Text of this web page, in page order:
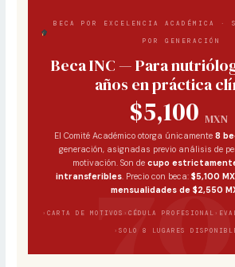
BECA POR EXCELENCIA ACADÉMICA ·
POR GENERACIÓN
Beca INC — Para
años en práctica
$5,100 MXN
El Comité Académico otorga únicamente 8
generación, asignadas previo análisis de
motivación. Son de cupo
intransferibles. Precio con beca: $5,100
mensualidades de $2,550
CARTA DE MOTIVOS CÉDULA PROFESIONAL
SOLO 8 LUGARES